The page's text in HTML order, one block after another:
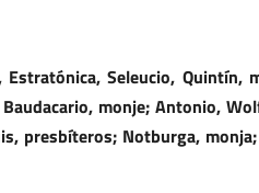
Seleucio,
monje; Antonio,
presbíteros; Notburga,